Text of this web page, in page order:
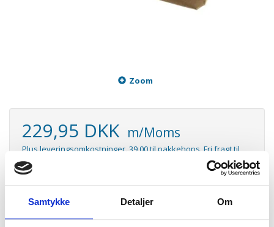
Samtykke Detaljer Om
Zoom
229,95 DKK m/Moms
Plus leveringsomkostninger. 39,00 til pakkehops. Fri fragt til
pakkeshop ved køb over 599,-
Lager: På lager